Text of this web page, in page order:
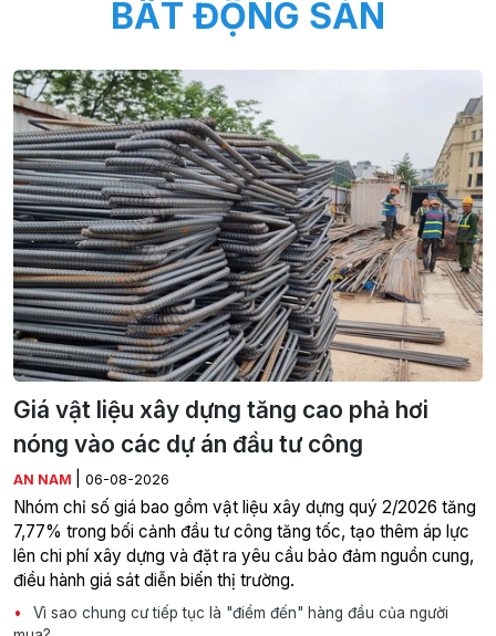
BẤT ĐỘNG SẢN
Giá vật liệu xây dựng tăng cao phả hơi
nóng vào các dự án đầu tư công
AN NAM 06-08-2026
Nhóm chỉ số giá bao gồm vật liệu xây dựng quý 2/2026 tăng
7,77% trong bối cảnh đầu tư công tăng tốc, tạo thêm áp lực
lên chi phí xây dựng và đặt ra yêu cầu bảo đảm nguồn cung,
điều hành giá sát diễn biến thị trường.
Vì sao chung cư tiếp tục là "điểm đến" hàng đầu của người